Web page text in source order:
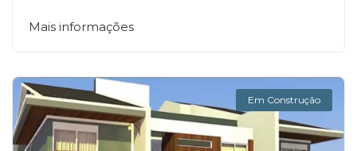
Mais informações
Em Construção